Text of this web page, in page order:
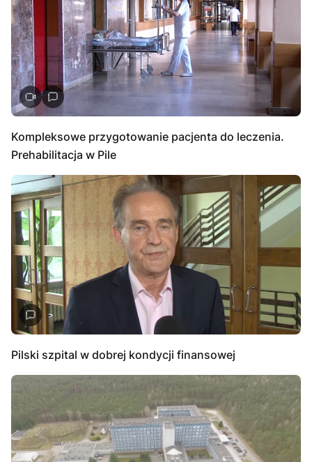
Kompleksowe przygotowanie pacjenta do leczenia.
Prehabilitacja w Pile
Pilski szpital w dobrej kondycji finansowej